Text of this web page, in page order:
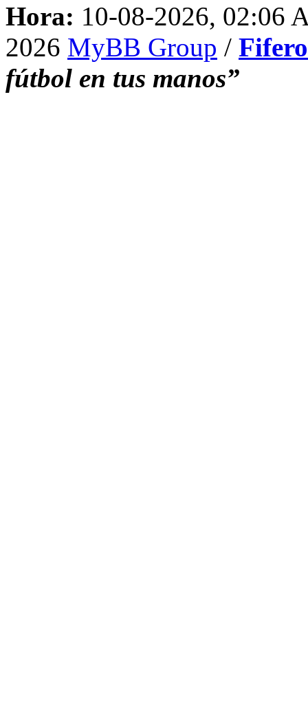
Hora: 10-08-2026, 02:06
2026 MyBB Group /
fútbol en tus manos”